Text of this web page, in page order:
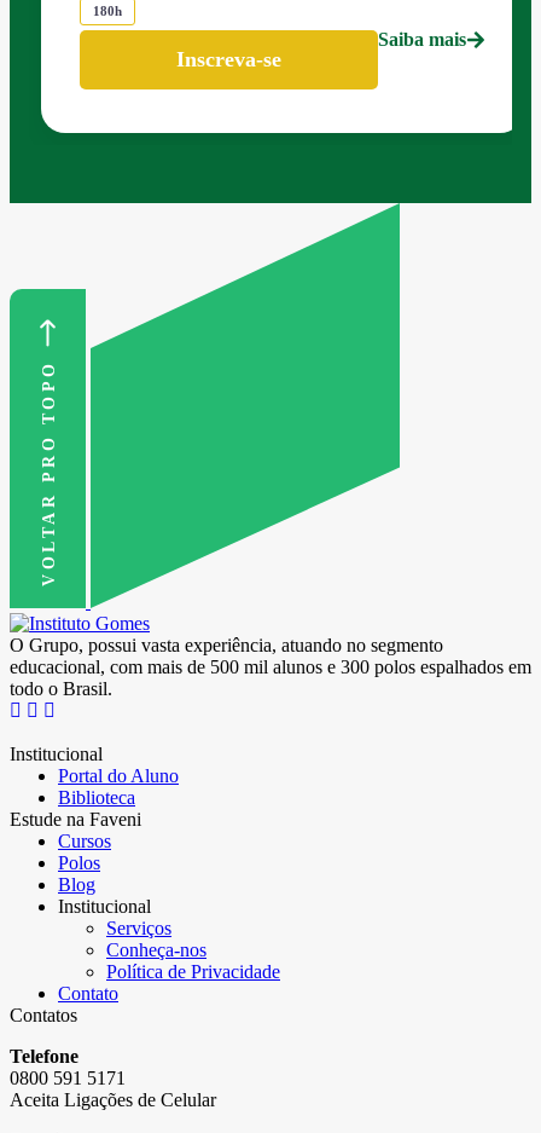
180h
Inscreva-se
Saiba mais
VOLTAR PRO TOPO
O Grupo, possui vasta experiência, atuando no segmento
educacional, com mais de 500 mil alunos e 300 polos espalhados em
todo o Brasil.
Institucional
Portal do Aluno
Biblioteca
Estude na Faveni
Cursos
Polos
Blog
Institucional
Serviços
Conheça-nos
Política de Privacidade
Contato
Contatos
Telefone
0800 591 5171
Aceita Ligações de Celular